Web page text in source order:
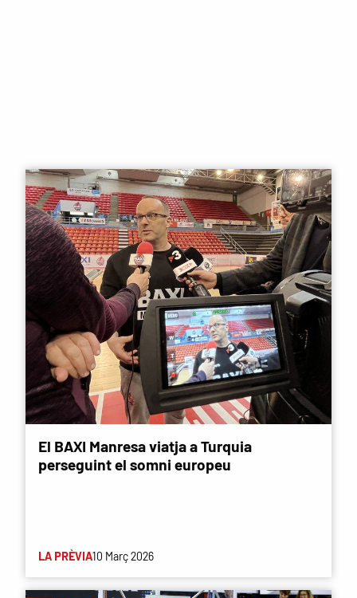
El BAXI Manresa viatja a Turquia
perseguint el somni europeu
LA PRÈVIA10 Març 2026